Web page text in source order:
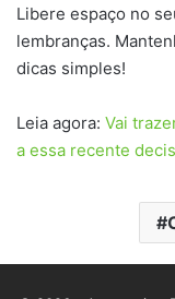
Libere espaço no
lembranças.
dicas simples!
Leia agora: Vai
a essa recente